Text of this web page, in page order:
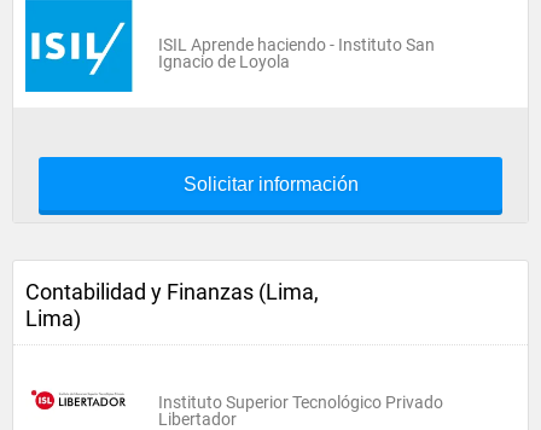
ISIL Aprende haciendo - Instituto San
Ignacio de Loyola
Solicitar información
Contabilidad y Finanzas (Lima,
Lima)
Instituto Superior Tecnológico Privado
Libertador